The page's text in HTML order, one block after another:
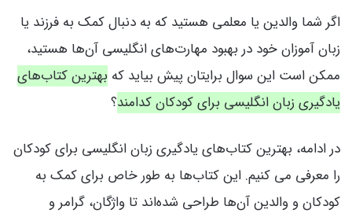
اگر شما والدین یا معلمی هستید که به دنبال کمک به فرزند یا
زبان آموزان خود در بهبود مهارت‌های انگلیسی آن‌ها هستید،
ممکن است این سوال برایتان پیش بیاید که بهترین کتاب‌های
یادگیری زبان انگلیسی برای کودکان کدامند؟
در ادامه، بهترین کتاب‌های یادگیری زبان انگلیسی برای کودکان
را معرفی می کنیم. این کتاب‌ها به طور خاص برای کمک به
کودکان و والدین آن‌ها طراحی شده‌اند تا واژگان، گرامر و